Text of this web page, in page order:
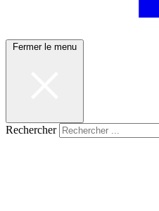
Fermer le menu
Rechercher